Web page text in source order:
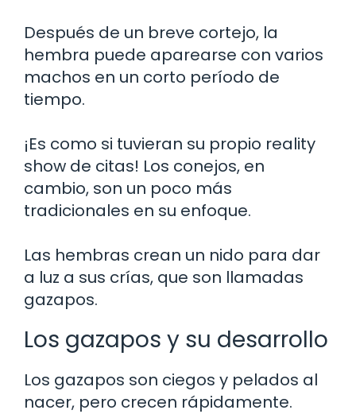
Después de un breve cortejo, la
hembra puede aparearse con varios
machos en un corto período de
tiempo.
¡Es como si tuvieran su propio reality
show de citas! Los conejos, en
cambio, son un poco más
tradicionales en su enfoque.
Las hembras crean un nido para dar
a luz a sus crías, que son llamadas
gazapos.
Los gazapos y su desarrollo
Los gazapos son ciegos y pelados al
nacer, pero crecen rápidamente.